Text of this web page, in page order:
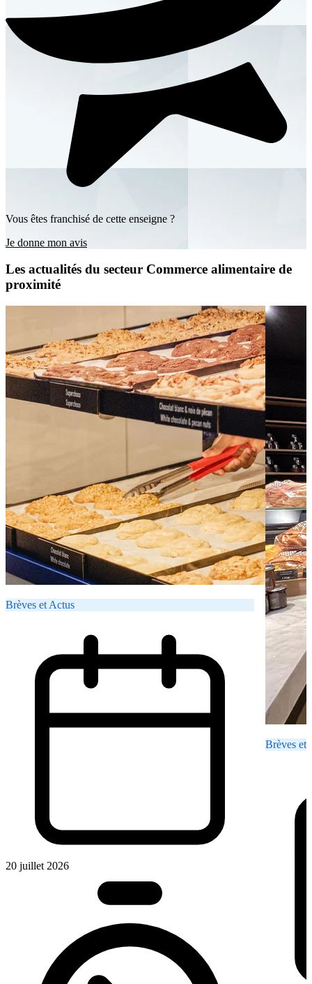
Vous êtes franchisé de cette enseigne ?
Je donne mon avis
Les actualités du secteur Commerce alimentaire de
proximité
Brèves et Actus
20 juillet 2026
Brèves et